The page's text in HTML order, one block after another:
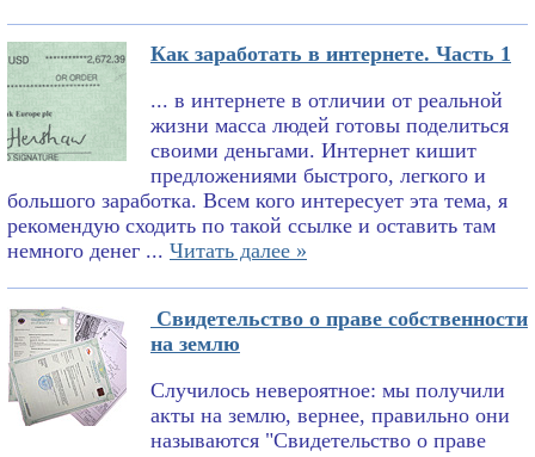
Как заработать в интернете. Часть 1
... в интернете в отличии от реальной
жизни масса людей готовы поделиться
своими деньгами. Интернет кишит
предложениями быстрого, легкого и
большого заработка. Всем кого интересует эта тема, я
рекомендую сходить по такой ссылке и оставить там
немного денег ... Читать далее »
Свидетельство о праве собственности
на землю
Случилось невероятное: мы получили
акты на землю, вернее, правильно они
называются "Свидетельство о праве